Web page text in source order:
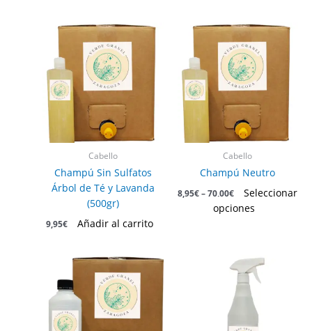
Cabello
Champú Sin Sulfatos
Árbol de Té y Lavanda
(500gr)
9,95€ Añadir al carrito
Cabello
Champú Neutro
8,95€–70,00€
Seleccionar
opciones
Este
producto
tiene
múltiples
variantes.
se
elegir
la
Este
producto
tiene
múltiples
variantes.
Este